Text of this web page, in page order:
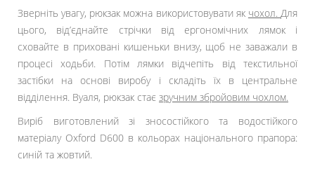
Зверніть увагу, рюкзак можна використовувати як чохол.Для
цього, від’єднайте стрічки від ергономічних лямок і
сховайте в приховані кишеньки внизу, щоб не заважали в
процесі ходьби. Потім лямки відчепіть від текстильної
застібки на основі виробу і складіть їх в центральне
відділення. Вуаля, рюкзак стає зручним збройовим чохлом.
Виріб виготовлений зі зносостійкого та водостійкого
матеріалу Oxford D600 в кольорах національного прапора:
синій та жовтий.